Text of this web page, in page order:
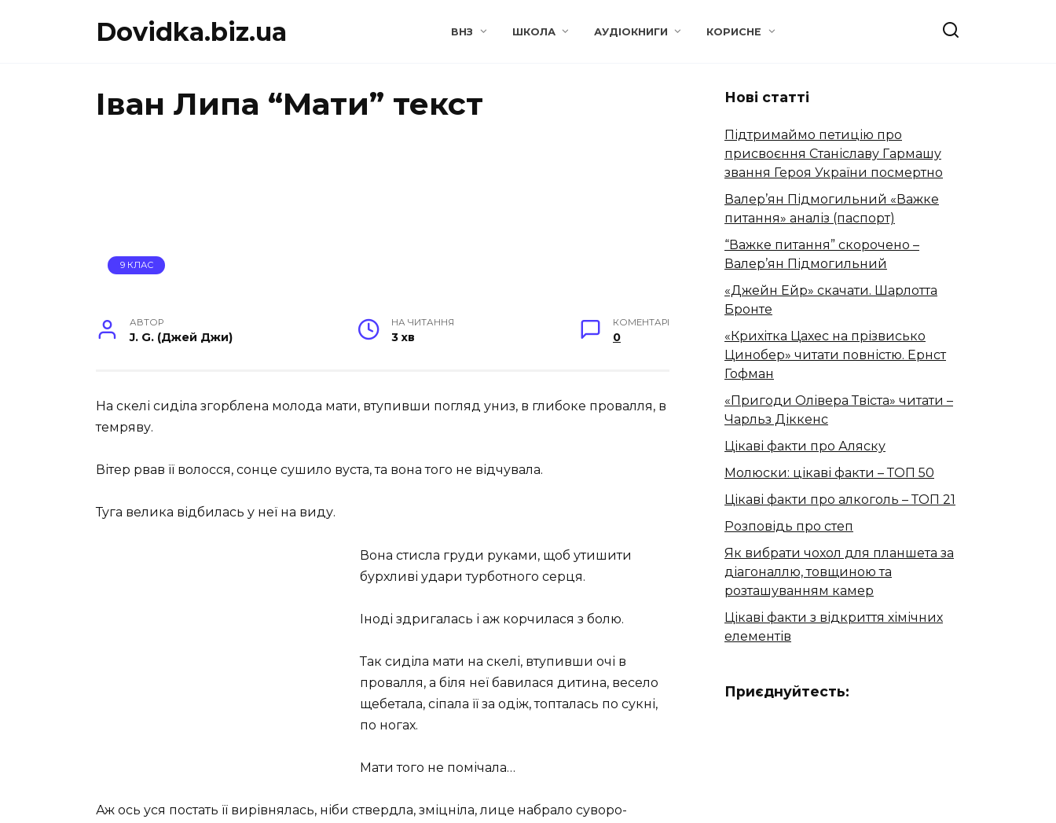
Dovidka.biz.ua ВНЗ ШКОЛА АУДІОКНИГИ КОРИСНЕ
Іван Липа “Мати” текст
9 КЛАС
АВТОР
J. G. (Джей Джи)
НА ЧИТАННЯ
3 хв
КОМЕНТАРІ
0
На скелі сиділа згорблена молода мати, втупивши погляд униз, в глибоке провалля, в
темряву.
Вітер рвав її волосся, сонце сушило вуста, та вона того не відчувала.
Туга велика відбилась у неї на виду.
Вона стисла груди руками, щоб утишити
бурхливі удари турботного серця.
Іноді здригалась і аж корчилася з болю.
Так сиділа мати на скелі, втупивши очі в
провалля, а біля неї бавилася дитина, весело
щебетала, сіпала її за одіж, топталась по сукні,
по ногах.
Мати того не помічала…
Аж ось уся постать її вирівнялась, ніби ствердла, зміцніла, лице набрало суворо-
Нові статті
Підтримаймо петицію про
присвоєння Станіславу Гармашу
звання Героя України посмертно
Валер’ян Підмогильний «Важке
питання» аналіз (паспорт)
“Важке питання” скорочено –
Валер’ян Підмогильний
«Джейн Ейр» скачати. Шарлотта
Бронте
«Крихітка Цахес на прізвисько
Цинобер» читати повністю. Ернст
Гофман
«Пригоди Олівера Твіста» читати –
Чарльз Діккенс
Цікаві факти про Аляску
Молюски: цікаві факти – ТОП 50
Цікаві факти про алкоголь – ТОП 21
Розповідь про степ
Як вибрати чохол для планшета за
діагоналлю, товщиною та
розташуванням камер
Цікаві факти з відкриття хімічних
елементів
Приєднуйтесть: